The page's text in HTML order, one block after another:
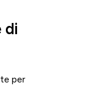
di
per